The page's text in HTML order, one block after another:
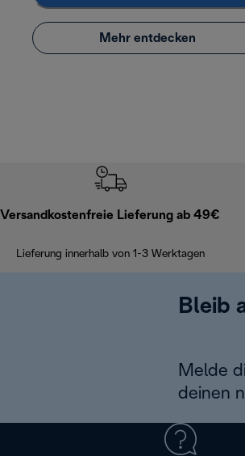
Mehr entdecken
Versandkostenfreie Lieferung ab 49€
Lieferung innerhalb von 1-3 Werktagen
Bleib
Melde
deinen